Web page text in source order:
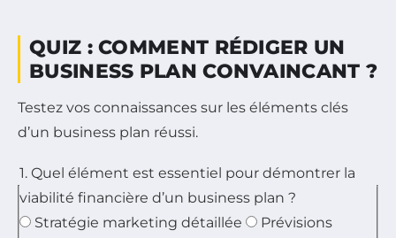
QUIZ : COMMENT RÉDIGER UN
BUSINESS PLAN CONVAINCANT ?
Testez vos connaissances sur les éléments clés
d’un business plan réussi.
1. Quel élément est essentiel pour démontrer la
viabilité financière d’un business plan ?
Stratégie marketing détaillée
Prévisions